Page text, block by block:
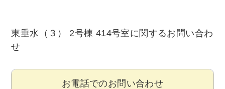
東垂水（３） 2号棟 414号室に関するお問い合わ
せ
お電話でのお問い合わせ